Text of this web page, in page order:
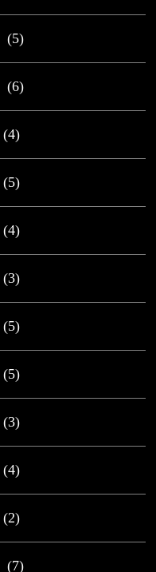
(5)
(6)
(4)
(5)
(4)
(3)
(5)
(5)
(3)
(4)
(2)
(7)